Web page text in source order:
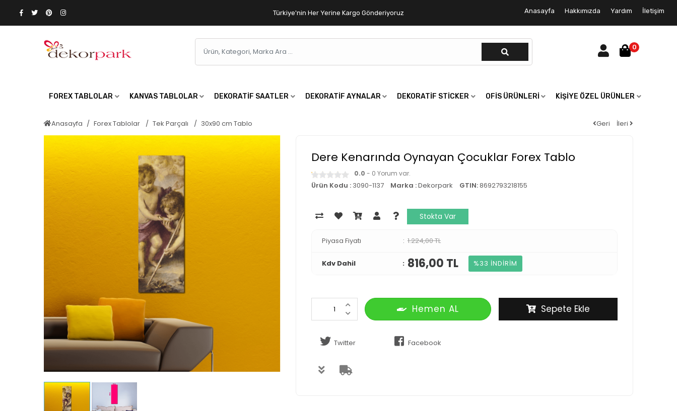
Türkiye'nin Her Yerine Kargo Gönderiyoruz Anasayfa Hakkımızda Yardım İletişim
0
FOREX TABLOLAR KANVAS TABLOLAR DEKORATIF SAATLER DEKORATIF AYNALAR DEKORATIF STICKER OFIS ÜRÜNLERI KIŞIYE ÖZEL ÜRÜNLER
Anasayfa Forex Tablolar Tek Parçalı 30x90 cm Tablo Geri İleri
Dere Kenarında Oynayan Çocuklar Forex Tablo
0.0 - 0 Yorum var.
Ürün Kodu : 3090-1137 Marka :Dekorpark GTIN:8692793218155
Stokta Var
Piyasa Fiyatı 1.224,00 TL
Kdv Dahil 816,00 TL %33 İNDİRİM
Hemen AL Sepete Ekle
Twitter Facebook